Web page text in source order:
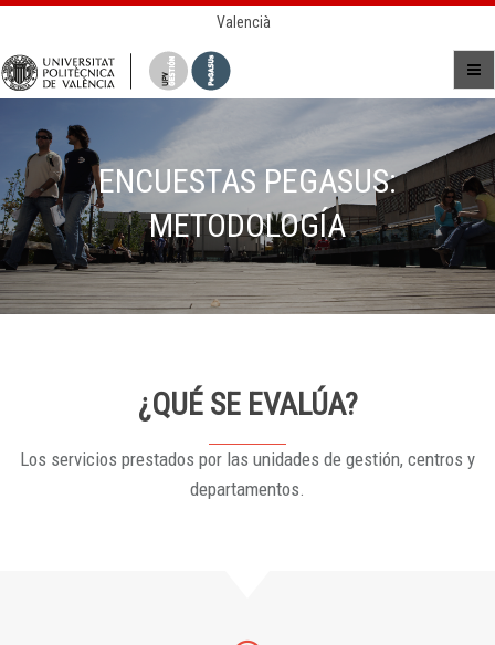
Valencià
ENCUESTAS PEGASUS:
METODOLOGÍA
¿QUÉ SE EVALÚA?
Los servicios prestados por las unidades de gestión, centros y
departamentos.